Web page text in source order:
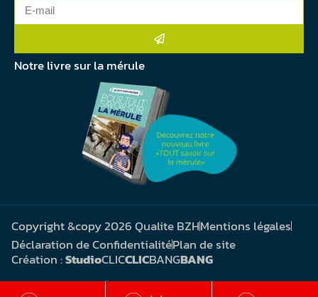
Notre livre sur la mérule
Copyright &copy 2026 Qualite BZHMentions légales
Déclaration de ConfidentialitéPlan de site
Création :StudioCLICCLICBANGBANG